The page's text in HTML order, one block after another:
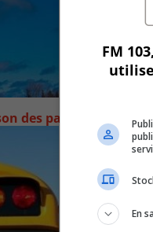
des pannes
FM
En